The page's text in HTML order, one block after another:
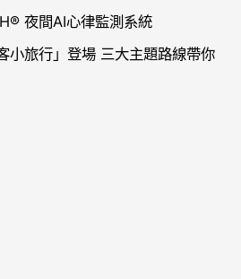
夜間AI心律監測系統
小旅行」登場 三大主題路線帶你